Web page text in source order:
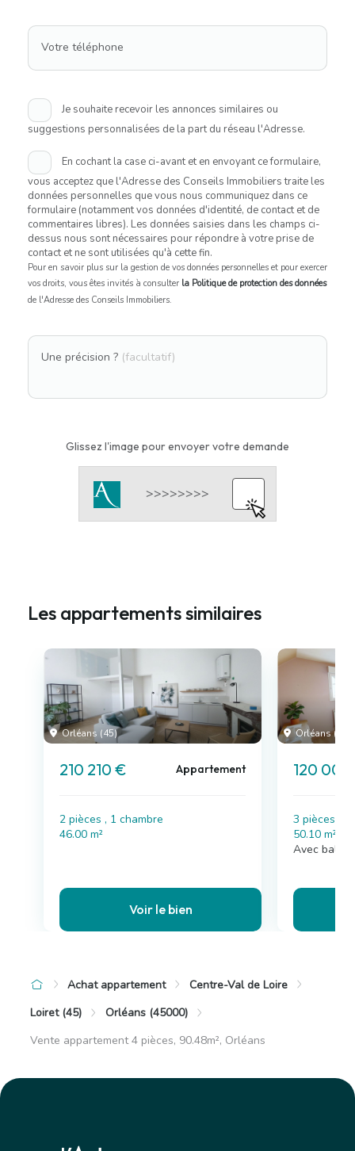
Votre téléphone
Je souhaite recevoir les annonces similaires ou
suggestions personnalisées de la part du réseau l'Adresse.
En cochant la case ci-avant et en envoyant ce formulaire,
vous acceptez que l'Adresse des Conseils Immobiliers traite les
données personnelles que vous nous communiquez dans ce
formulaire (notamment vos données d'identité, de contact et de
commentaires libres). Les données saisies dans les champs ci-
dessus nous sont nécessaires pour répondre à votre prise de
contact et ne sont utilisées qu'à cette fin.
Pour en savoir plus sur la gestion de vos données personnelles et pour exercer
vos droits, vous êtes invités à consulter la Politique de protection des données
de l'Adresse des Conseils Immobiliers.
Une précision ? (facultatif)
Glissez l'image pour envoyer votre demande
Les appartements similaires
Orléans (45)
210 210 € Appartement
2 pièces , 1 chambre
46.00 m²
Voir le bien
Orléans (45)
120
3 pièces , 1
50.10 m²
Avec balcon
Achat appartement
Centre-Val de Loire
Loiret (45)
Orléans (45000)
Vente appartement 4 pièces, 90.48m², Orléans